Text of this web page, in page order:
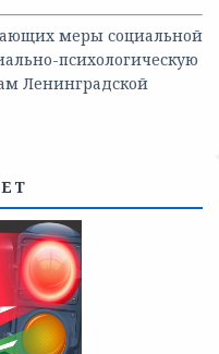
меры социальной
психологическую
Ленинградской